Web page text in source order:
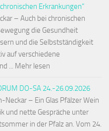
Erkrankungen“
– Auch bei chronischen
die Gesundheit
und die Selbstständigkeit
auf verschiedene
... Mehr lesen
DO-SA 24.-26.09.2026
– Ein Glas Pfälzer Wein
und nette Gespräche unter
in der Pfalz an. Vom 24.